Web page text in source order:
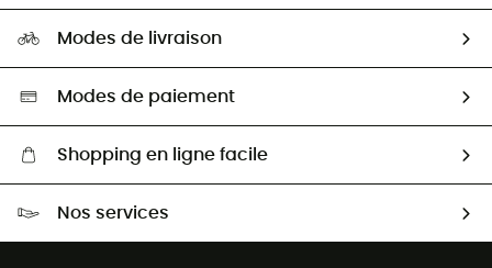
Seconde Main
Aide & Contact
HardGuides
Sélection éco-responsable
Modes de livraison
Modes de paiement
Shopping en ligne facile
Nos services